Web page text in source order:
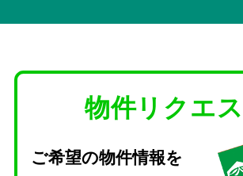
物件リクエ
ご希望の物件情報を